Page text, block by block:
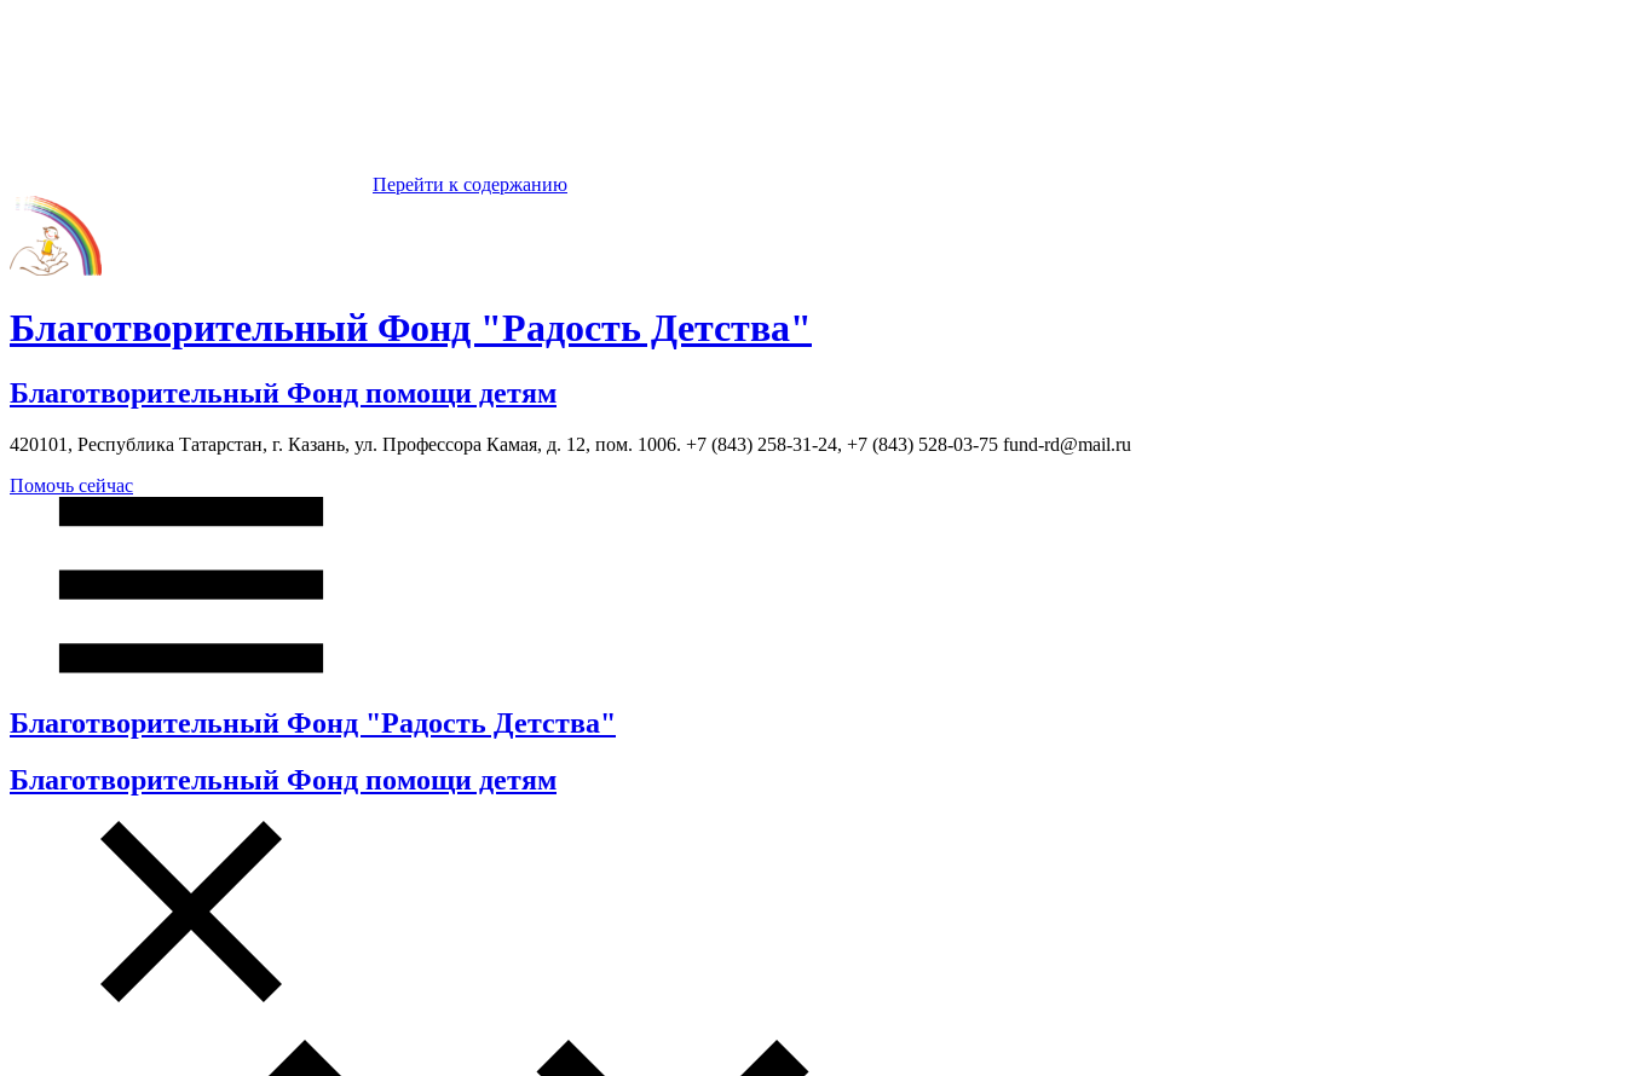
Перейти к содержанию
Благотворительный Фонд "Радость Детства"
Благотворительный Фонд помощи детям
420101, Республика Татарстан, г. Казань, ул. Профессора Камая, д. 12, пом. 1006. +7 (843) 258-31-24, +7 (843) 528-03-75 fund-rd@mail.ru
Помочь сейчас
Благотворительный Фонд "Радость Детства"
Благотворительный Фонд помощи детям